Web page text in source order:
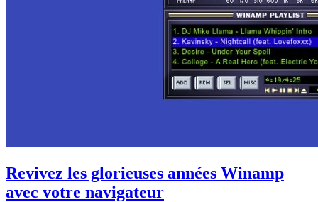
Revivez les glorieuses années Winamp
avec votre navigateur